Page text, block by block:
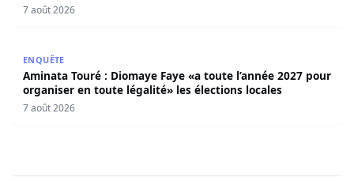
7 août 2026
ENQUÊTE
Aminata Touré : Diomaye Faye «a toute l’année 2027 pour
organiser en toute légalité» les élections locales
7 août 2026